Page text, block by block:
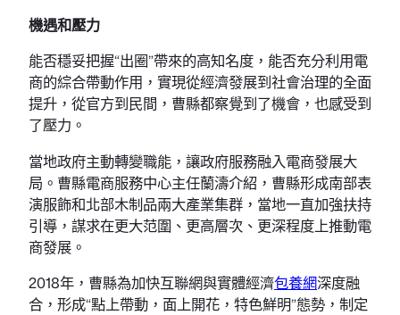
機遇和壓力
能否穩妥把握“出圈”帶來的高知名度，能否充分利用電
商的綜合帶動作用，實現從經濟發展到社會治理的全面
提升，從官方到民間，曹縣都察覺到了機會，也感受到
了壓力。
當地政府主動轉變職能，讓政府服務融入電商發展大
局。曹縣電商服務中心主任蘭濤介紹，曹縣形成南部表
演服飾和北部木制品兩大產業集群，當地一直加強扶持
引導，謀求在更大范圍、更高層次、更深程度上推動電
商發展。
2018年，曹縣為加快互聯網與實體經濟包養網深度融
合，形成“點上帶動，面上開花，特色鮮明”態勢，制定